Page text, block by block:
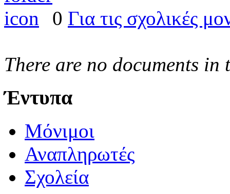
0 Για τις σχολικές
There are no documents in
Έντυπα
Μόνιμοι
Αναπληρωτές
Σχολεία